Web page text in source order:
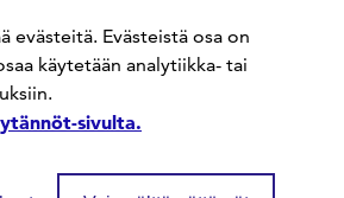
olevia standardeja
evästeitä. Evästeistä osa on
käytetään analytiikka- tai
sivulta.